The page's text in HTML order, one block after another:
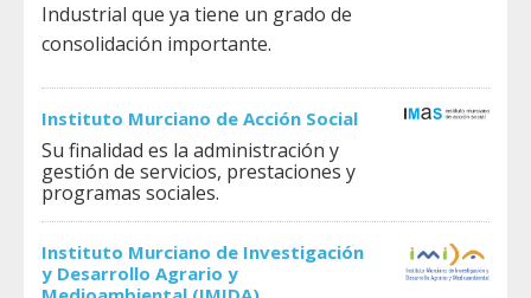
Industrial que ya tiene un grado de
consolidación importante.
Instituto Murciano de Acción Social
Su finalidad es la administración y
gestión de servicios, prestaciones y
programas sociales.
Instituto Murciano de Investigación
y Desarrollo Agrario y